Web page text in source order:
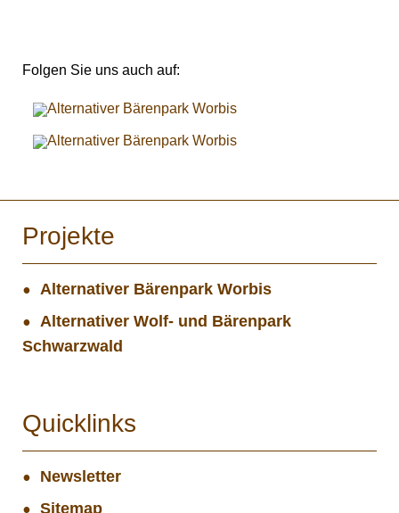
Folgen Sie uns auch auf:
Projekte
Alternativer Bärenpark Worbis
Alternativer Wolf- und Bärenpark
Schwarzwald
Quicklinks
Newsletter
Sitemap